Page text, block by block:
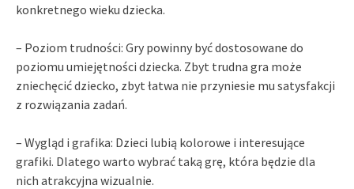
konkretnego wieku dziecka.
– Poziom trudności: Gry powinny być dostosowane do
poziomu umiejętności dziecka. Zbyt trudna gra może
zniechęcić dziecko, zbyt łatwa nie przyniesie mu satysfakcji
z rozwiązania zadań.
– Wygląd i grafika: Dzieci lubią kolorowe i interesujące
grafiki. Dlatego warto wybrać taką grę, która będzie dla
nich atrakcyjna wizualnie.